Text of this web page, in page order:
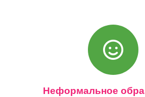
Неформальное